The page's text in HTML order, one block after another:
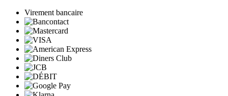
Virement bancaire